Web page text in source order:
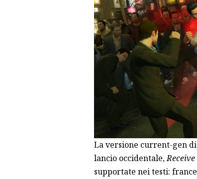
La versione current-gen
lancio occidentale,Receive
supportate nei testi: